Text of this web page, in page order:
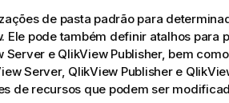
de pasta padrão para
Ele pode também definir atalhos para
e QlikView Publisher, bem
Server, QlikView Publisher e
de recursos que podem ser